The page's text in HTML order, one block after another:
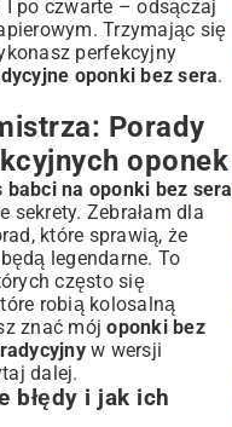
I po czwarte – odsączaj
Trzymając się
perfekcyjny
oponki bez sera.
Porady
oponek
babci na oponki bez sera
sekrety. Zebrałam dla
które sprawią, że
legendarne. To
często się
robią kolosalną
znać mójoponki bez
w wersji
dalej.
błędy i jak ich